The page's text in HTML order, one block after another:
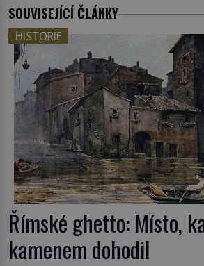
SOUVISEJÍCÍ ČLÁNKY
HISTORIE
Římské ghetto: Místo,
kamenem dohodil